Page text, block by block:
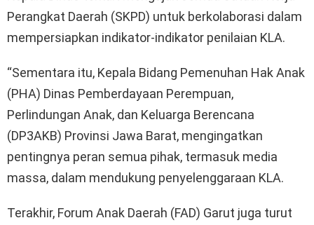
Perangkat Daerah (SKPD) untuk berkolaborasi dalam
mempersiapkan indikator-indikator penilaian KLA.
“Sementara itu, Kepala Bidang Pemenuhan Hak Anak
(PHA) Dinas Pemberdayaan Perempuan,
Perlindungan Anak, dan Keluarga Berencana
(DP3AKB) Provinsi Jawa Barat, mengingatkan
pentingnya peran semua pihak, termasuk media
massa, dalam mendukung penyelenggaraan KLA.
Terakhir, Forum Anak Daerah (FAD) Garut juga turut